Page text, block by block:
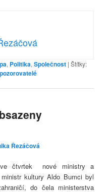
, Politika,Společnost |Štítky:
pozorovatelé
Řezáčová
ve čtvrtek nové ministry a
kultury Aldo Bumci byl
do čela ministerstva